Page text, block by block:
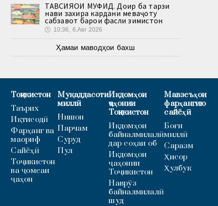
ТАВСИЯҲОИ МУФИД. Доир ба тарзи
нави захира кардани меваҷоту
сабзавот барои фасли зимистон
🕔 10:36, 6.Авг 2026
Ҳамаи маводҳои бахш
Тоҷикистон
Таърих
Иқтисодӣ
Фарҳанг ва
маориф
Сайёҳӣ
Тоҷикистон
ва ҷомеаи
ҷаҳон
Муқаддасоти
миллӣ
Нишон
Парчам
Суруд
Пул
Иқдомҳои
ҷаҳонии
Тоҷикистон
Иқдомҳои
байналмилалӣ
дар соҳаи об
Иқдомҳои
ҷаҳонии
Тоҷикистон
Наврӯз
байналмилалӣ
шуд
Мавзеъҳои
фарҳангию
сайёҳӣ
Боғи
миллӣ
Саразм
Ҳисор
Ҳулбук